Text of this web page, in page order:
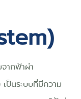
ากฟ้าผ่า
ป็นระบบที่มีความ